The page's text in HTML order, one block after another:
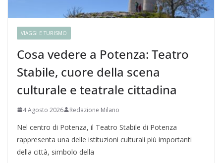
VIAGGI E TURISMO
Cosa vedere a Potenza: Teatro
Stabile, cuore della scena
culturale e teatrale cittadina
4 Agosto 2026 Redazione Milano
Nel centro di Potenza, il Teatro Stabile di Potenza
rappresenta una delle istituzioni culturali più importanti
della città, simbolo della